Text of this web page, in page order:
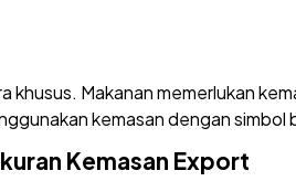
Makanan memerlukan
kemasan dengan simbol
Kemasan Export